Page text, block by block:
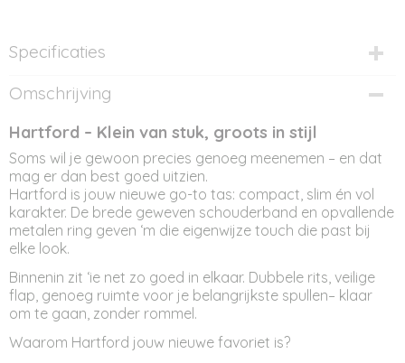
Specificaties
Productcode
AT12283
Afmetingen (l,b,h)
Omschrijving
Hartford – Klein van stuk, groots in stijl
Soms wil je gewoon precies genoeg meenemen – en dat
mag er dan best goed uitzien.
Hartford is jouw nieuwe go-to tas: compact, slim én vol
karakter. De brede geweven schouderband en opvallende
metalen ring geven ‘m die eigenwijze touch die past bij
elke look.
Binnenin zit ‘ie net zo goed in elkaar. Dubbele rits, veilige
flap, genoeg ruimte voor je belangrijkste spullen– klaar
om te gaan, zonder rommel.
Waarom Hartford jouw nieuwe favoriet is?